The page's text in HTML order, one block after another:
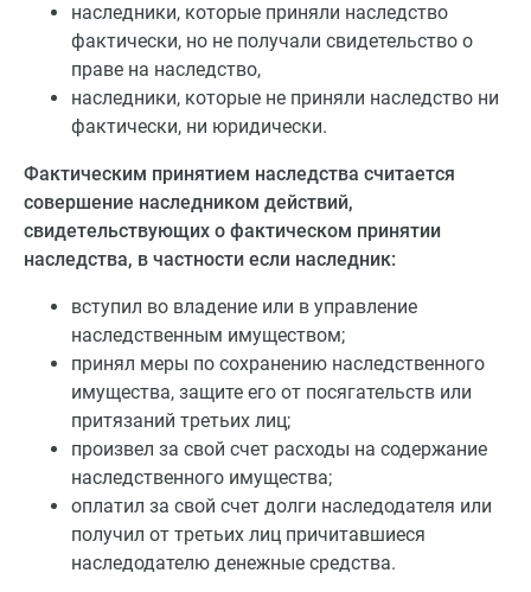
наследники, которые приняли наследство
фактически, но не получали свидетельство о
праве на наследство,
наследники, которые не приняли наследство ни
фактически, ни юридически.
Фактическим принятием наследства считается
совершение наследником действий,
свидетельствующих о фактическом принятии
наследства, в частности если наследник:
вступил во владение или в управление
наследственным имуществом;
принял меры по сохранению наследственного
имущества, защите его от посягательств или
притязаний третьих лиц;
произвел за свой счет расходы на содержание
наследственного имущества;
оплатил за свой счет долги наследодателя или
получил от третьих лиц причитавшиеся
наследодателю денежные средства.